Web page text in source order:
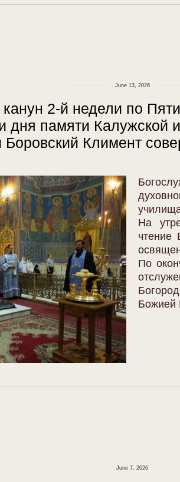
June 13, 2026
2-й недели по
дня памяти Калужской
Боровский Климент
На
чтение
По
Божией
June 7, 2026